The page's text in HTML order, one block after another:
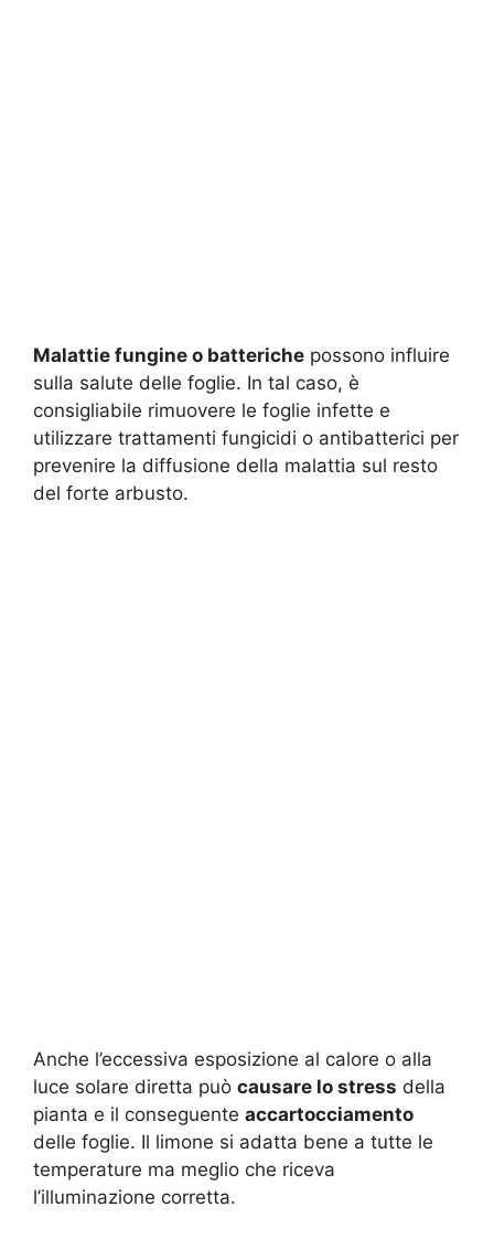
Malattie fungine o batteriche possono influire
sulla salute delle foglie. In tal caso, è
consigliabile rimuovere le foglie infette e
utilizzare trattamenti fungicidi o antibatterici per
prevenire la diffusione della malattia sul resto
del forte arbusto.
Anche l’eccessiva esposizione al calore o alla
luce solare diretta può causare lo stress della
pianta e il conseguente accartocciamento
delle foglie. Il limone si adatta bene a tutte le
temperature ma meglio che riceva
l’illuminazione corretta.